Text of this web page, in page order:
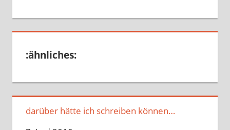
:ähnliches:
darüber hätte ich schreiben können…